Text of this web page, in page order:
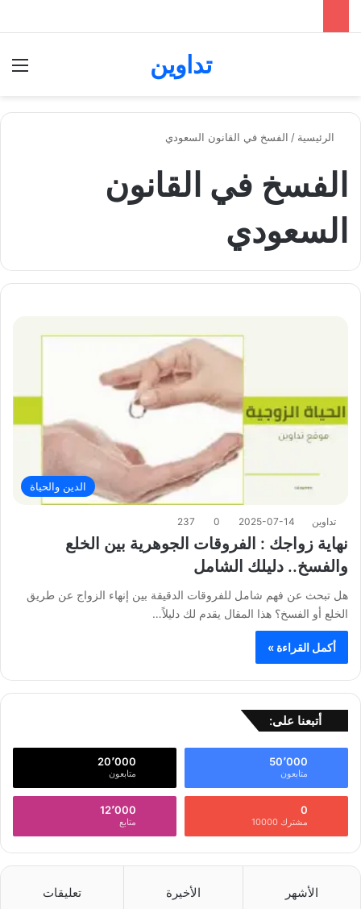
تداوين
الرئيسية / الفسخ في القانون السعودي
الفسخ في القانون
السعودي
الدين والحياة
تداوين 2025-07-14
0
237
نهاية زواجك : الفروقات الجوهرية بين الخلع
والفسخ.. دليلك الشامل
هل تبحث عن فهم شامل للفروقات الدقيقة بين إنهاء الزواج عن طريق
الخلع أو الفسخ؟ هذا المقال يقدم لك دليلاً…
أكمل القراءة »
أتبعنا على:
50٬000
متابعون
20٬000
متابعون
0
مشترك 10000
12٬000
متابع
الأشهر الأخيرة تعليقات